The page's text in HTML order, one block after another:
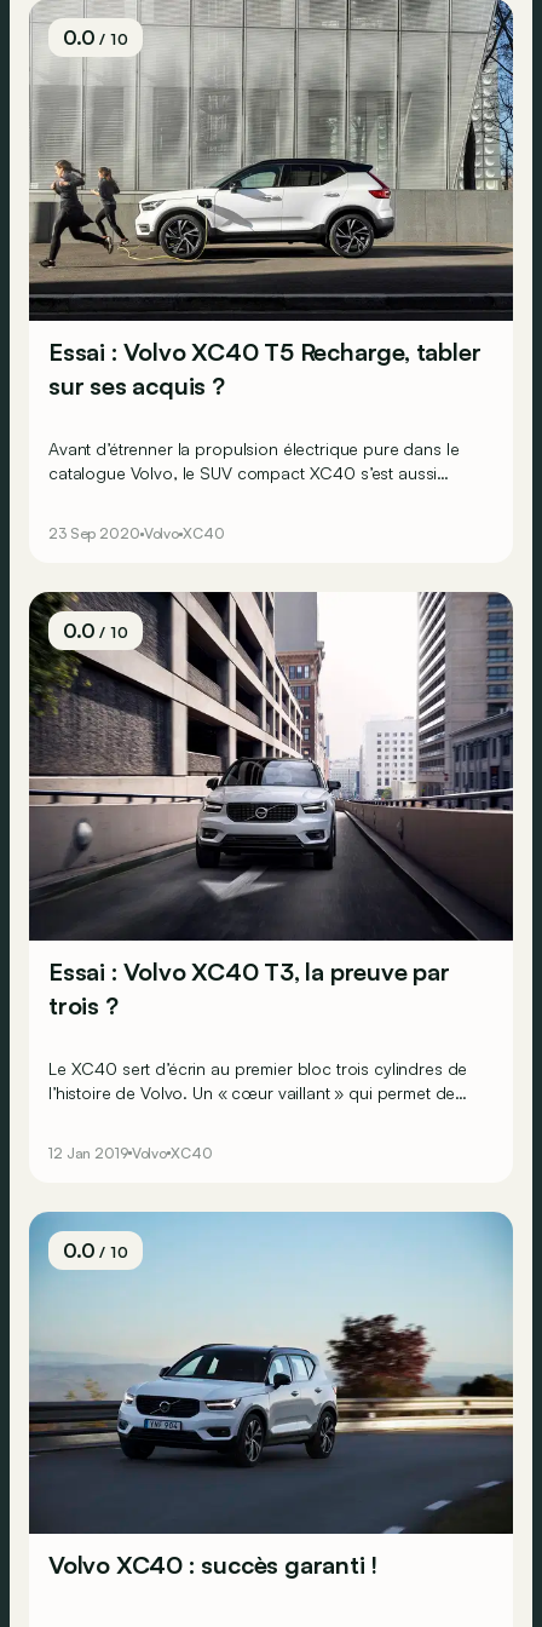
0.0/ 10
Essai : Volvo XC40 T5 Recharge, tabler
sur ses acquis ?
Avant d’étrenner la propulsion électrique pure dans le
catalogue Volvo, le SUV compact XC40 s’est aussi
en conservant les avantages pratiques&nbsp;?
23 Sep 2020 Volvo XC40
0.0/ 10
Essai : Volvo XC40 T3, la preuve par
trois ?
Le XC40 sert d’écrin au premier bloc trois cylindres de
l’histoire de Volvo. Un « cœur vaillant » qui permet de
conduite ?
12 Jan 2019 Volvo XC40
0.0/ 10
Volvo XC40 : succès garanti !